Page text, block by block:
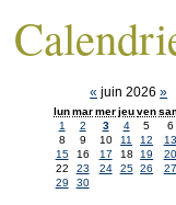
« juin 2026»
lunmarmerjeuven
1
2 3 4 5 6
8
9 10 11 12 13
15
16 17 18 19 20
22
23 24 25 26 27
29
30